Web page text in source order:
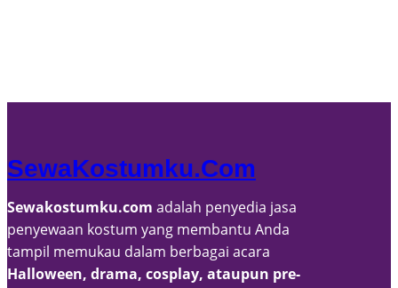
SewaKostumku.com
Sewakostumku.com adalah penyedia jasa
penyewaan kostum yang membantu Anda
tampil memukau dalam berbagai acara
Halloween, drama, cosplay, ataupun pre-